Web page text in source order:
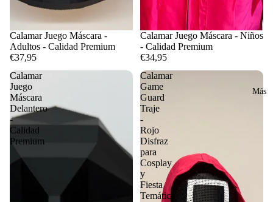
Más
Calamar Juego Máscara -
Adultos - Calidad Premium
€37,95
Calamar Juego Máscara - Niños
- Calidad Premium
€34,95
Calamar
Juego
Máscara
Delantero
-
Calidad
Premium
Calamar
Game
Guard
Traje
-
Rojo
Disfraz
para
Cosplay
y
Fiesta
Temática